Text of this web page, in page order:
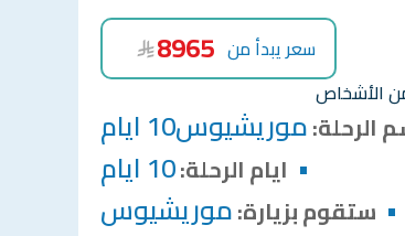
8965 سعر يبدأ من
الرحلة:موريشيوس10 ايام
ايام الرحلة:10 ايام
ستقوم بزيارة:موريشيوس